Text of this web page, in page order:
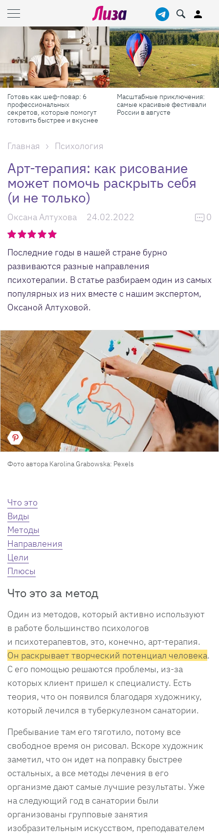
6
Масштабные приключения:
самые красивые фестивали
России в августе
Продукты против
реально работает
красоты и здоровья
Главная Психология
Арт-терапия: как рисование
может помочь раскрыть себя
(и не только)
Оксана Алтухова 24.02.2022 0
Последние годы в нашей стране бурно
развиваются разные направления
психотерапии. В статье разбираем один из самых
популярных из них вместе с нашим экспертом,
Оксаной Алтуховой.
Фото автора Karolina Grabowska: Pexels
Что это
Виды
Методы
Направления
Цели
Плюсы
Что это за метод
Один из методов, который активно используют
в работе большинство психологов
и психотерапевтов, это, конечно, арт-терапия.
Он раскрывает творческий потенциал человека.
С его помощью решаются проблемы, из-за
которых клиент пришел к специалисту. Есть
теория, что он появился благодаря художнику,
который лечился в туберкулезном санатории.
Пребывание там его тяготило, потому все
свободное время он рисовал. Вскоре художник
заметил, что он идет на поправку быстрее
остальных, а все методы лечения в его
организме дают самые лучшие результаты. Уже
на следующий год в санатории были
организованы групповые занятия
изобразительным искусством, преподавателем